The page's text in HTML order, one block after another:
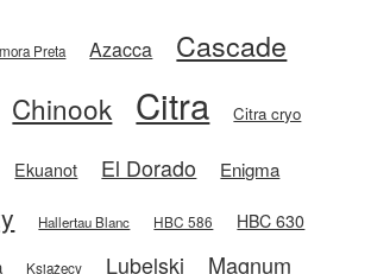
Preta Azacca Cascade
Chinook Citra Citra cryo
Ekuanot El Dorado Enigma
Hallertau Blanc HBC 586 HBC 630
Książęcy Lubelski
Magnum